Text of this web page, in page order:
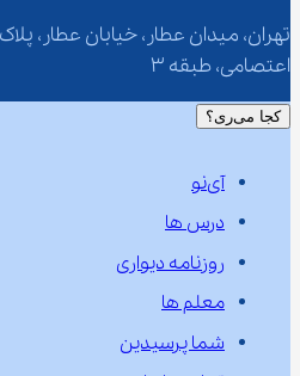
اعتصامی، طبقه 3
کجا می‌ری؟
آی‌نو
درس ها
روزنامه دیواری
معلم ها
شما پرسیدین